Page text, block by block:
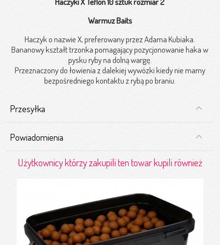
Warmuz Baits
Haczyk o nazwie X, preferowany przez Adama Kubiaka.
Bananowy kształt trzonka pomagający pozycjonowanie haka w
pysku ryby na dolną wargę.
Przeznaczony do łowienia z dalekiej wywózki kiedy nie mamy
bezpośredniego kontaktu z rybą po braniu.
Przesyłka
Powiadomienia
Użytkownicy którzy zakupili ten towar kupili również